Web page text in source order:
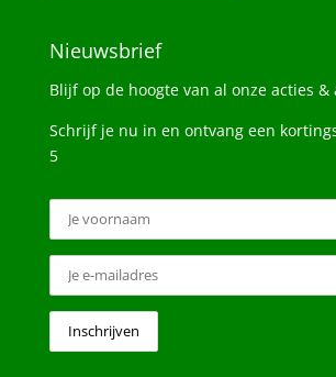
Nieuwsbrief
Blijf op de hoogte van al onze acties
Schrijf je nu in en ontvang een
5